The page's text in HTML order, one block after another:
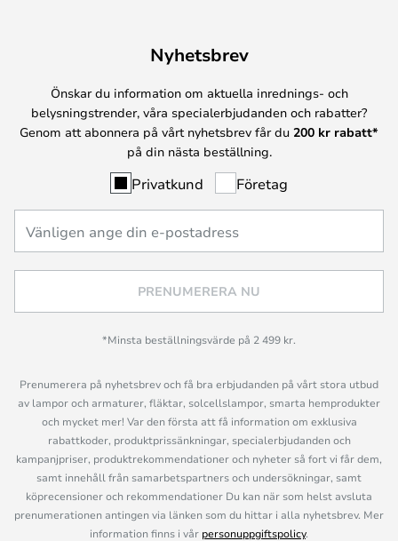
Nyhetsbrev
Önskar du information om aktuella inrednings- och
belysningstrender, våra specialerbjudanden och rabatter?
Genom att abonnera på vårt nyhetsbrev får du 200 kr rabatt*
på din nästa beställning.
Privatkund Företag
PRENUMERERA NU
*Minsta beställningsvärde på 2 499 kr.
Prenumerera på nyhetsbrev och få bra erbjudanden på vårt stora utbud
av lampor och armaturer, fläktar, solcellslampor, smarta hemprodukter
och mycket mer! Var den första att få information om exklusiva
rabattkoder, produktprissänkningar, specialerbjudanden och
kampanjpriser, produktrekommendationer och nyheter så fort vi får dem,
samt innehåll från samarbetspartners och undersökningar, samt
köprecensioner och rekommendationer Du kan när som helst avsluta
prenumerationen antingen via länken som du hittar i alla nyhetsbrev. Mer
information finns i vår personuppgiftspolicy.